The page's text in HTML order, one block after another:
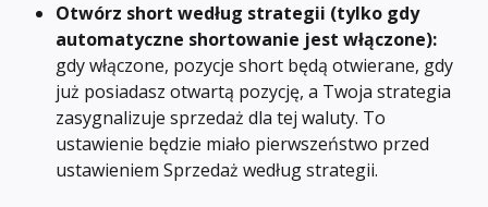
Otwórz short według strategii (tylko gdy
automatyczne shortowanie jest włączone):
gdy włączone, pozycje short będą otwierane, gdy
już posiadasz otwartą pozycję, a Twoja strategia
zasygnalizuje sprzedaż dla tej waluty. To
ustawienie będzie miało pierwszeństwo przed
ustawieniem Sprzedaż według strategii.